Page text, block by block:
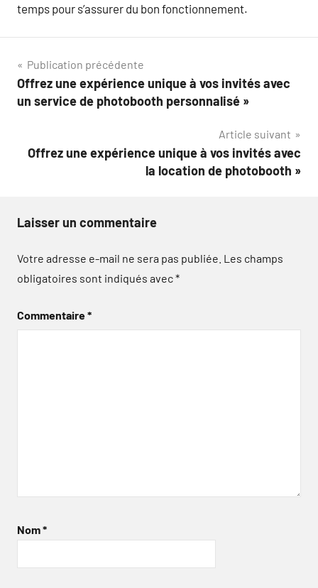
temps pour s’assurer du bon fonctionnement.
Navigation
de
Publication précédente
Offrez une expérience unique à vos invités avec
un service de photobooth personnalisé »
Article suivant
Offrez une expérience unique à vos invités avec
la location de photobooth »
Laisser un commentaire
Votre adresse e-mail ne sera pas publiée. Les champs
obligatoires sont indiqués avec*
Commentaire*
Nom*